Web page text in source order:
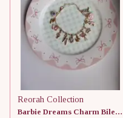
Reorah Collection
Barbie Dreams Charm Bileklik